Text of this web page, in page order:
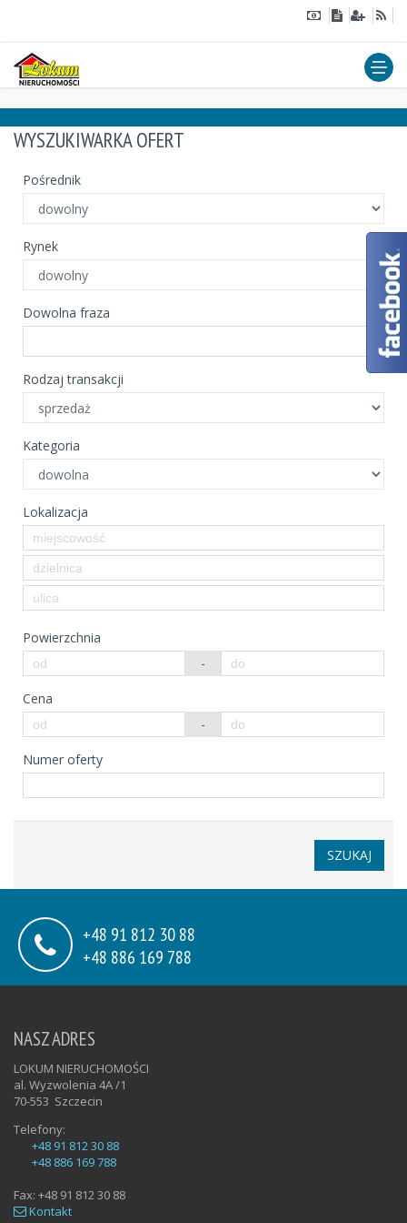
WYSZUKIWARKA OFERT
Pośrednik
Rynek
Dowolna fraza
Rodzaj transakcji
Kategoria
Lokalizacja
Powierzchnia
-
Cena
-
Numer oferty
SZUKAJ
+48 91 812 30 88
+48 886 169 788
NASZ ADRES
LOKUM NIERUCHOMOŚCI
al. Wyzwolenia 4A /1
70-553 Szczecin
Telefony:
+48 91 812 30 88
+48 886 169 788
Fax: +48 91 812 30 88
Kontakt